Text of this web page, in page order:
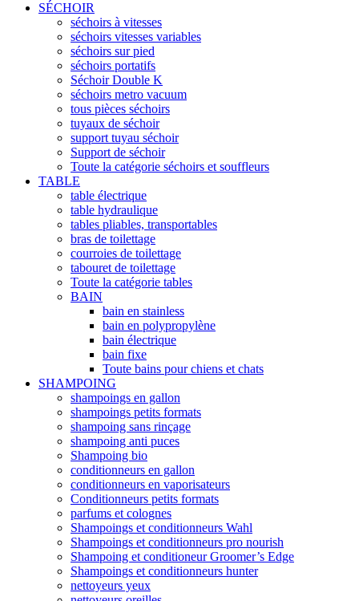
SÉCHOIR
séchoirs à vitesses
séchoirs vitesses variables
séchoirs sur pied
séchoirs portatifs
Séchoir Double K
séchoirs metro vacuum
tous pièces séchoirs
tuyaux de séchoir
support tuyau séchoir
Support de séchoir
Toute la catégorie séchoirs et souffleurs
TABLE
table électrique
table hydraulique
tables pliables, transportables
bras de toilettage
courroies de toilettage
tabouret de toilettage
Toute la catégorie tables
BAIN
bain en stainless
bain en polypropylène
bain électrique
bain fixe
Toute bains pour chiens et chats
SHAMPOING
shampoings en gallon
shampoings petits formats
shampoing sans rinçage
shampoing anti puces
Shampoing bio
conditionneurs en gallon
conditionneurs en vaporisateurs
Conditionneurs petits formats
parfums et colognes
Shampoings et conditionneurs Wahl
Shampoings et conditionneurs pro nourish
Shampoing et conditioneur Groomer’s Edge
Shampoings et conditionneurs hunter
nettoyeurs yeux